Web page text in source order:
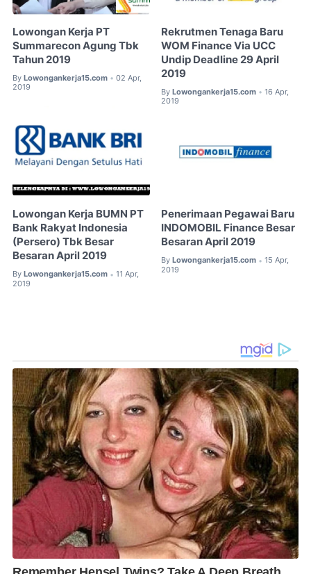
Lowongan Kerja PT
Summarecon Agung Tbk
Tahun 2019
By Lowongankerja15.com • 02 Apr,
2019
Rekrutmen Tenaga Baru
WOM Finance Via UCC
Undip Deadline 29 April
2019
By Lowongankerja15.com • 16 Apr,
2019
Lowongan Kerja BUMN PT
Bank Rakyat Indonesia
(Persero) Tbk Besar
Besaran April 2019
By Lowongankerja15.com • 11 Apr,
2019
Penerimaan Pegawai Baru
INDOMOBIL Finance Besar
Besaran April 2019
By Lowongankerja15.com • 15 Apr,
2019